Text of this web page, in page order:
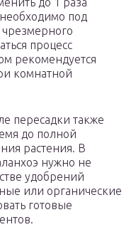
под
чрезмерного
процесс
рекомендуется
комнатной
пересадки также
до полной
растения. В
нужно не
удобрений
или органические
готовые